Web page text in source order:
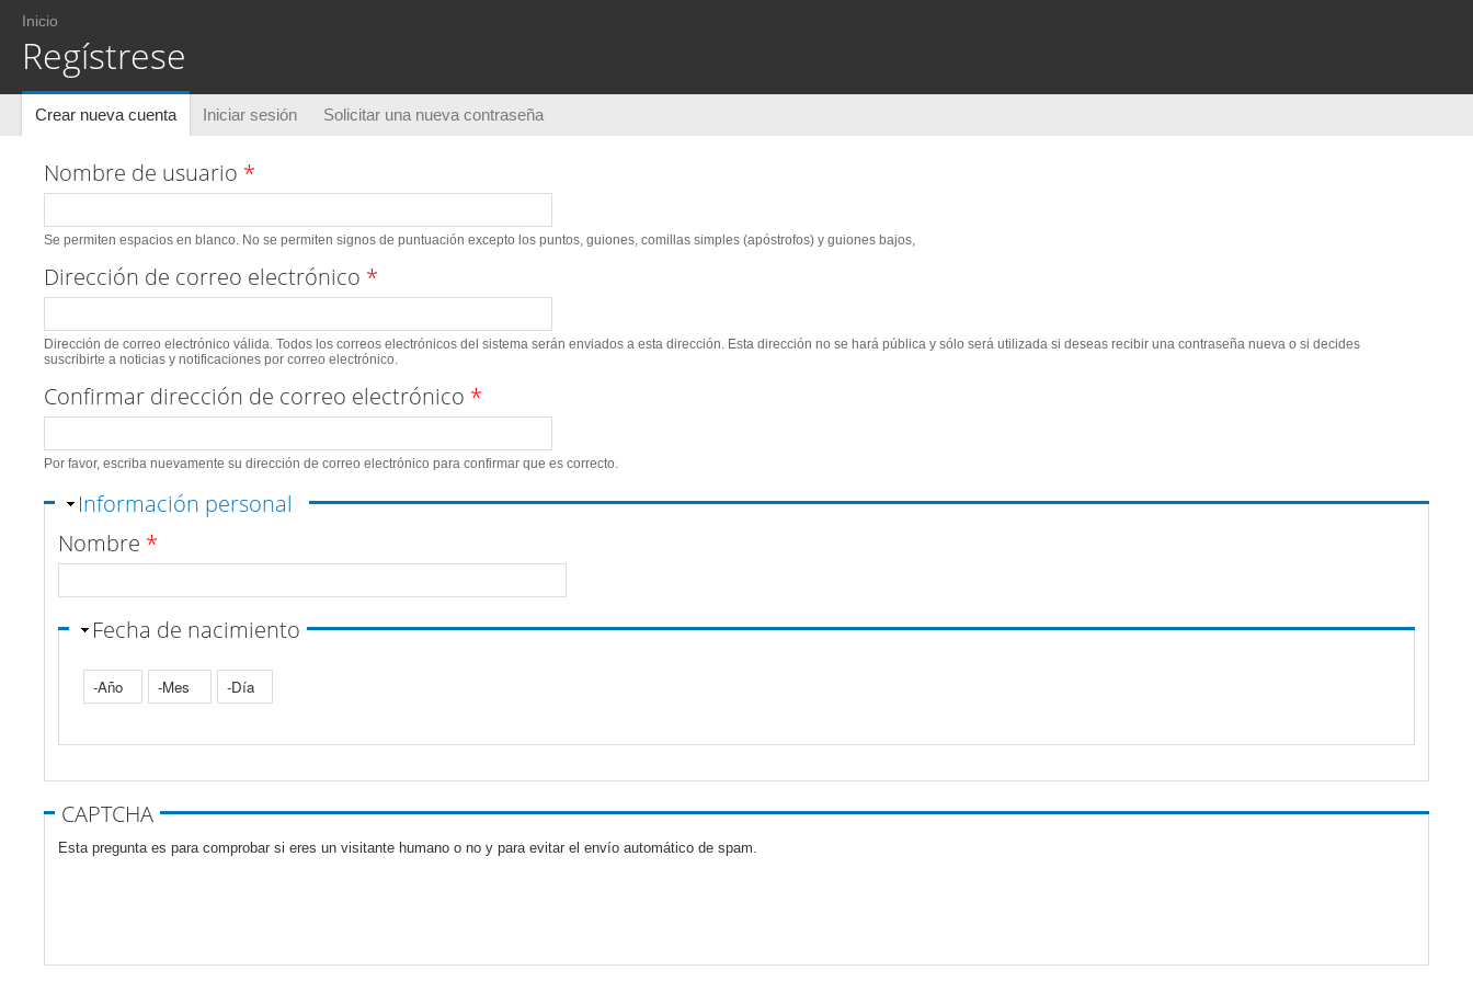
Usted está aquí
Inicio
Regístrese
Solapas principales
Crear nueva cuenta (solapa activa)
Iniciar sesión Solicitar una nueva contraseña
Nombre de usuario *
Se permiten espacios en blanco. No se permiten signos de puntuación excepto los puntos, guiones, comillas simples (apóstrofos) y guiones bajos,
Dirección de correo electrónico *
Dirección de correo electrónico válida. Todos los correos electrónicos del sistema serán enviados a esta dirección. Esta dirección no se hará pública y sólo será utilizada si deseas recibir una contraseña nueva o si decides
suscribirte a noticias y notificaciones por correo electrónico.
Confirmar dirección de correo electrónico *
Por favor, escriba nuevamente su dirección de correo electrónico para confirmar que es correcto.
Ocultar
Información personal
Nombre *
Fecha de nacimiento
Año
Mes Día
Pestañas verticales
CAPTCHA
Esta pregunta es para comprobar si eres un visitante humano o no y para evitar el envío automático de spam.